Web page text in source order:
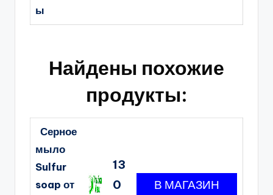
ы
Найдены похожие
продукты:
Серное
мыло
Sulfur
soap от
13
0